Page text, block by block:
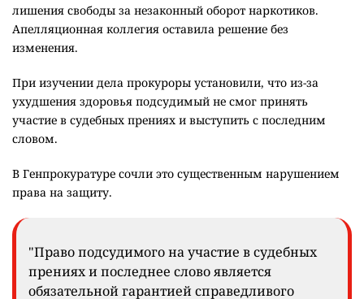
лишения свободы за незаконный оборот наркотиков.
Апелляционная коллегия оставила решение без
изменения.
При изучении дела прокуроры установили, что из-за
ухудшения здоровья подсудимый не смог принять
участие в судебных прениях и выступить с последним
словом.
В Генпрокуратуре сочли это существенным нарушением
права на защиту.
"Право подсудимого на участие в судебных
прениях и последнее слово является
обязательной гарантией справедливого